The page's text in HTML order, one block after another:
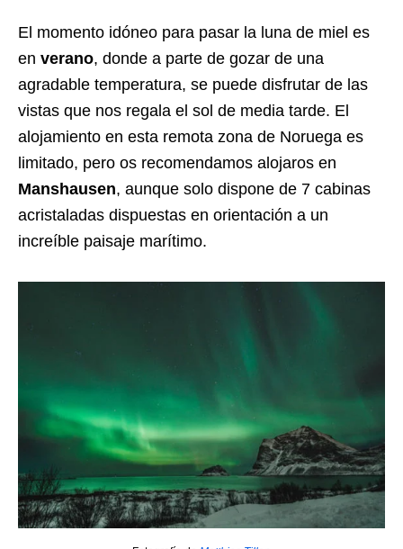
El momento idóneo para pasar la luna de miel es
en verano, donde a parte de gozar de una
agradable temperatura, se puede disfrutar de las
vistas que nos regala el sol de media tarde. El
alojamiento en esta remota zona de Noruega es
limitado, pero os recomendamos alojaros en
Manshausen, aunque solo dispone de 7 cabinas
acristaladas dispuestas en orientación a un
increíble paisaje marítimo.